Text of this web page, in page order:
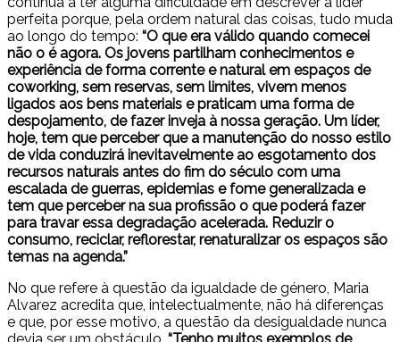
perfeita porque, pela ordem natural das coisas, tudo muda
ao longo do tempo: “O que era válido quando comecei
não o é agora. Os jovens partilham conhecimentos e
experiência de forma corrente e natural em espaços de
coworking, sem reservas, sem limites, vivem menos
ligados aos bens materiais e praticam uma forma de
despojamento, de fazer inveja à nossa geração. Um líder,
hoje, tem que perceber que a manutenção do nosso estilo
de vida conduzirá inevitavelmente ao esgotamento dos
recursos naturais antes do fim do século com uma
escalada de guerras, epidemias e fome generalizada e
tem que perceber na sua profissão o que poderá fazer
para travar essa degradação acelerada. Reduzir o
consumo, reciclar, reflorestar, renaturalizar os espaços são
temas na agenda.”
No que refere à questão da igualdade de género, Maria
Alvarez acredita que, intelectualmente, não há diferenças
e que, por esse motivo, a questão da desigualdade nunca